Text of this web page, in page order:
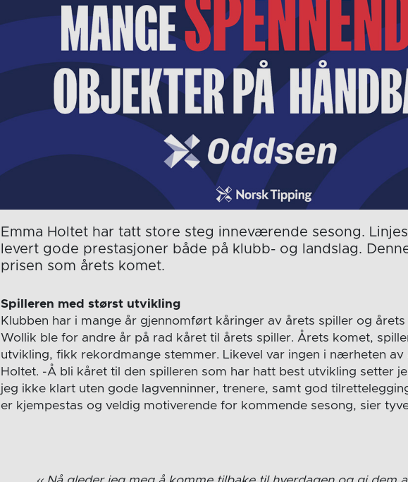
Emma Holtet har tatt store steg inneværende sesong.
levert gode prestasjoner både på klubb- og landslag.
prisen som årets komet.
Spilleren med størst utvikling
Klubben har i mange år gjennomført kåringer av årets spiller og
Wollik ble for andre år på rad kåret til årets spiller. Årets komet,
utvikling, fikk rekordmange stemmer. Likevel var ingen i nærheten av
Holtet. -Å bli kåret til den spilleren som har hatt best utvikling setter
jeg ikke klart uten gode lagvenninner, trenere, samt god
er kjempestas og veldig motiverende for kommende sesong, sier